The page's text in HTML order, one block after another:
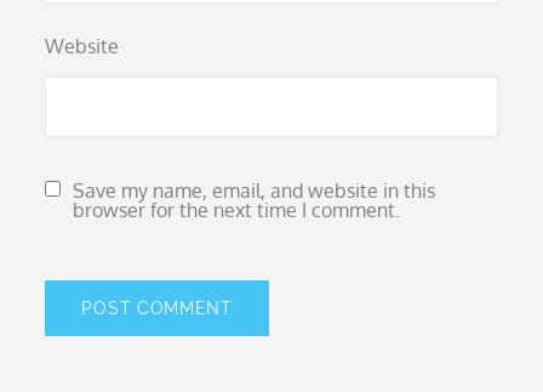
Website
Save my name, email, and website in this
browser for the next time I comment.